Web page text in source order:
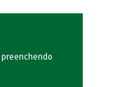
preenchendo